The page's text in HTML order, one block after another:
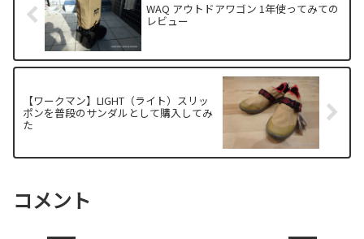
WAQ アウトドアワゴン 1年使ってみての
レビュー
【ワークマン】LIGHT（ライト）スリッ
ポンを普段のサンダルとして購入してみ
た
コメント